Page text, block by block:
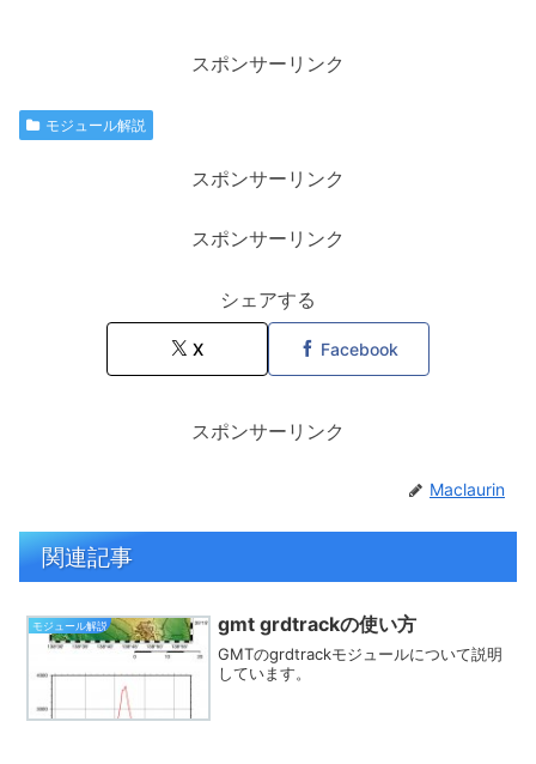
スポンサーリンク
モジュール解説
スポンサーリンク
スポンサーリンク
シェアする
X Facebook
スポンサーリンク
Maclaurin
関連記事
モジュール解説 gmt grdtrackの使い方
GMTのgrdtrackモジュールについて説明
しています。